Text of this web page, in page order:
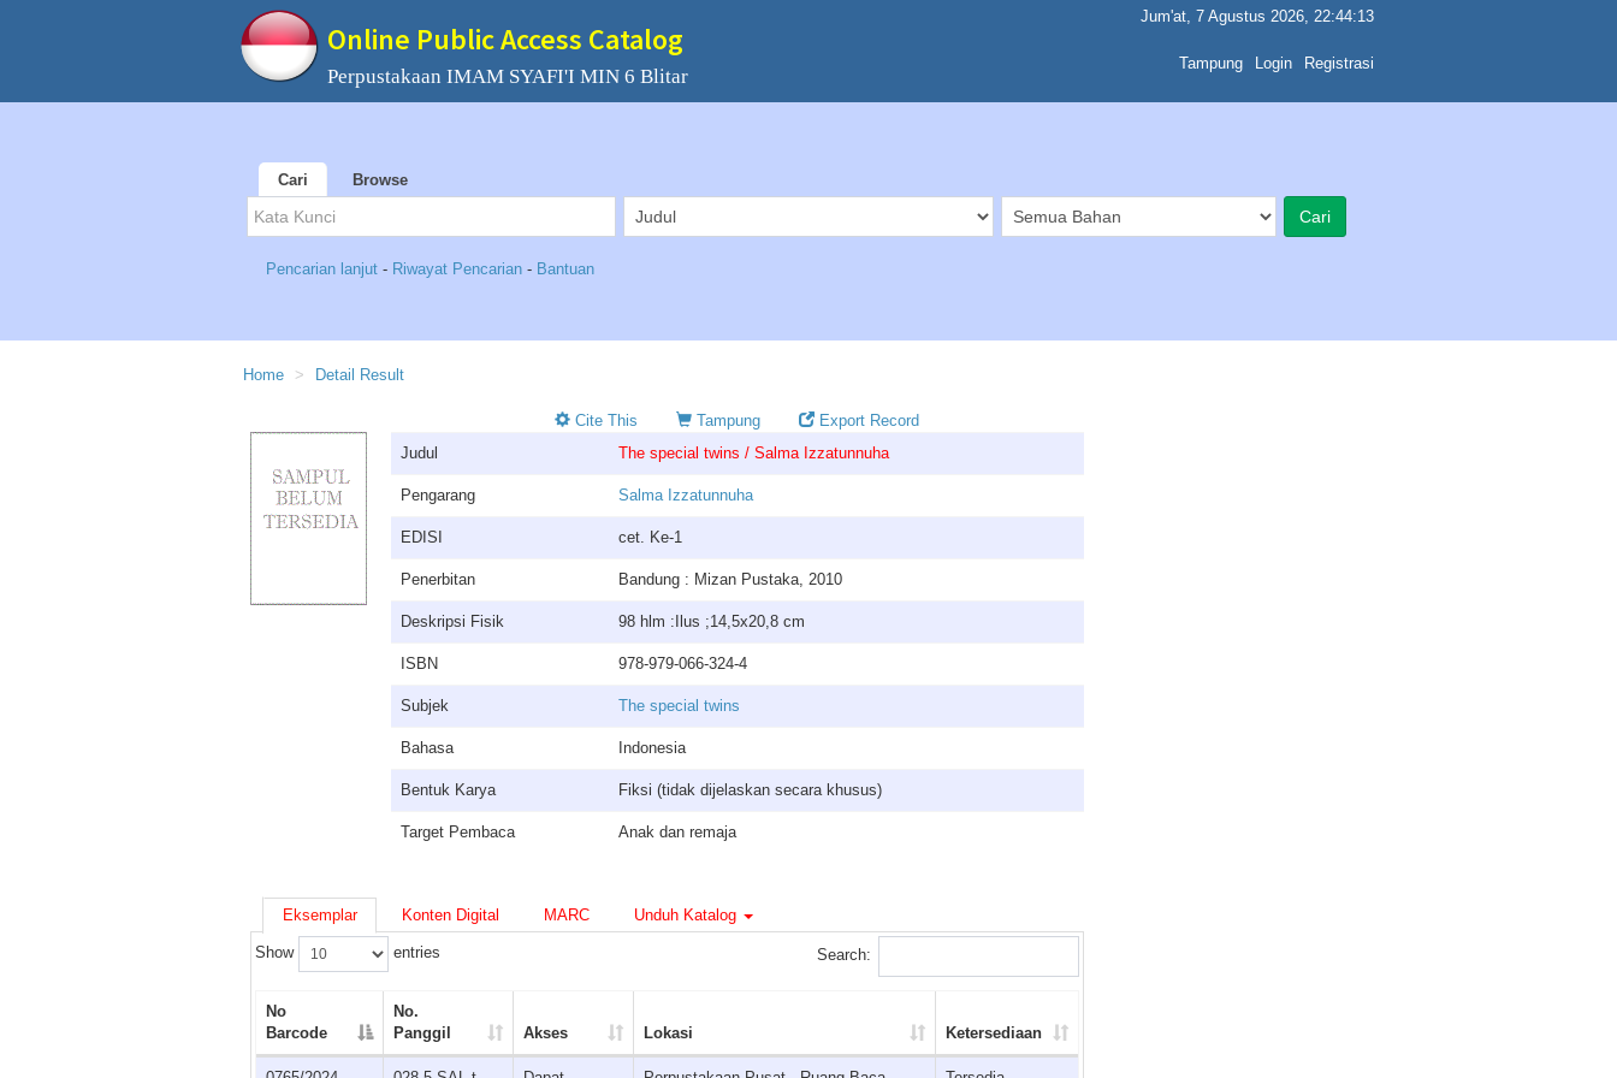
Online Public Access Catalog
Perpustakaan IMAM SYAFI'I MIN 6 Blitar
Jum'at, 7 Agustus 2026, 22:44:13
Tampung Login Registrasi
Cari Browse
Pencarian lanjut - Riwayat Pencarian - Bantuan
Home Detail Result
Cite This Tampung
Export Record
Judul
The special twins / Salma Izzatunnuha
Pengarang Salma Izzatunnuha
EDISI cet. Ke-1
Penerbitan Bandung : Mizan Pustaka, 2010
Deskripsi Fisik 98 hlm :Ilus ;14,5x20,8 cm
ISBN 978-979-066-324-4
Subjek The special twins
Bahasa Indonesia
Bentuk Karya Fiksi (tidak dijelaskan secara khusus)
Target Pembaca Anak dan remaja
Eksemplar Konten Digital MARC Unduh Katalog
Show entries Search:
No
Barcode
No.
Panggil
Akses Lokasi Ketersediaan